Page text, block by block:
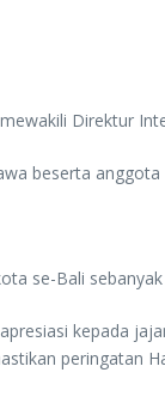
Direktur
beserta anggota
se-Bali
kepada
peringatan